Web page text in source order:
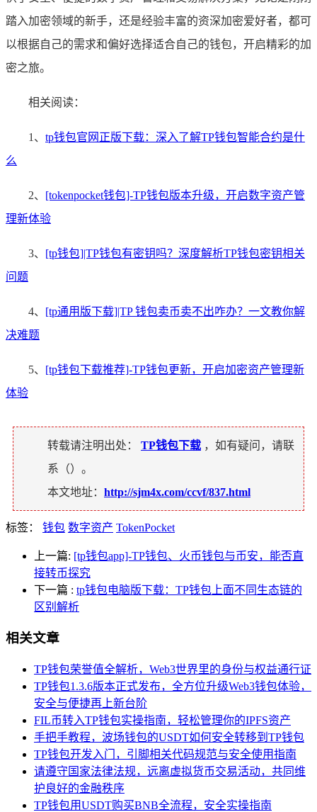
踏入加密领域的新手，还是经验丰富的资深加密爱好者，都可
以根据自己的需求和偏好选择适合自己的钱包，开启精彩的加
密之旅。
相关阅读：
1、 tp钱包官网正版下载：深入了解TP钱包智能合约是什
么
2、 [tokenpocket钱包]-TP钱包版本升级，开启数字资产管
理新体验
3、 [tp钱包]|TP钱包有密钥吗？深度解析TP钱包密钥相关
问题
4、 [tp通用版下载]|TP 钱包卖币卖不出咋办？一文教你解
决难题
5、 [tp钱包下载推荐]-TP钱包更新，开启加密资产管理新
体验
转载请注明出处： TP钱包下载 ，如有疑问，请联
系（）。
本文地址： http://sjm4x.com/ccvf/837.html
标签： 钱包 数字资产 TokenPocket
上一篇: [tp钱包app]-TP钱包、火币钱包与币安，能否直
接转币探究
下一篇 : tp钱包电脑版下载：TP钱包上面不同生态链的
区别解析
相关文章
TP钱包荣誉值全解析，Web3世界里的身份与权益通行证
TP钱包1.3.6版本正式发布，全方位升级Web3钱包体验，
安全与便捷再上新台阶
FIL币转入TP钱包实操指南，轻松管理你的IPFS资产
手把手教程，波场钱包的USDT如何安全转移到TP钱包
TP钱包开发入门，引脚相关代码规范与安全使用指南
请遵守国家法律法规，远离虚拟货币交易活动，共同维
护良好的金融秩序
TP钱包用USDT购买BNB全流程，安全实操指南